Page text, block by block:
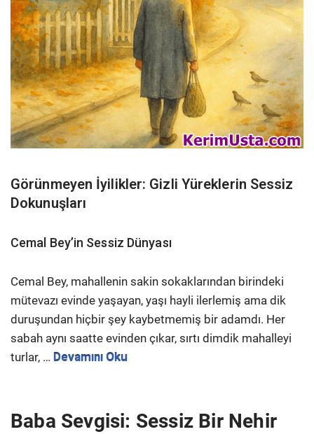
Görünmeyen İyilikler: Gizli Yüreklerin Sessiz
Dokunuşları
Cemal Bey’in Sessiz Dünyası
Cemal Bey, mahallenin sakin sokaklarından birindeki
mütevazı evinde yaşayan, yaşı hayli ilerlemiş ama dik
duruşundan hiçbir şey kaybetmemiş bir adamdı. Her
sabah aynı saatte evinden çıkar, sırtı dimdik mahalleyi
turlar, … Devamını Oku
Baba Sevgisi: Sessiz Bir Nehir